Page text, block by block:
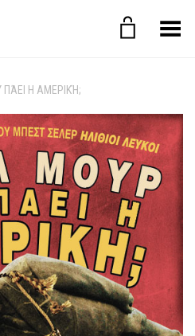
Toggle Menu
ΠΆΕΙ Η ΑΜΕΡΙΚΉ;